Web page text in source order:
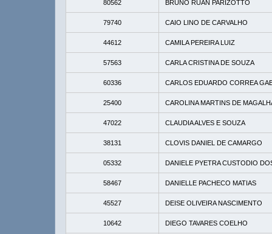
80562 BRUNO RUAN PARIZOTTO
79740 CAIO LINO DE CARVALHO
44612 CAMILA PEREIRA LUIZ
57563 CARLA CRISTINA DE SOUZA
60336 CARLOS EDUARDO CORREA
25400 CAROLINA MARTINS DE
47022 CLAUDIA ALVES E SOUZA
38131 CLOVIS DANIEL DE CAMARGO
05332 DANIELE PYETRA CUSTODIO
58467 DANIELLE PACHECO MATIAS
45527 DEISE OLIVEIRA NASCIMENTO
10642 DIEGO TAVARES COELHO